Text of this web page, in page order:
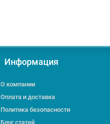
Информация
О компании
Оплата и доставка
Политика безопасности
Блог статей